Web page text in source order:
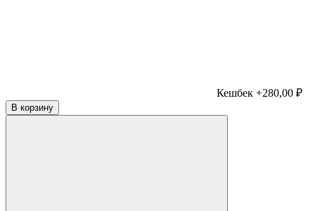
Кешбек +280,00 ₽
В корзину